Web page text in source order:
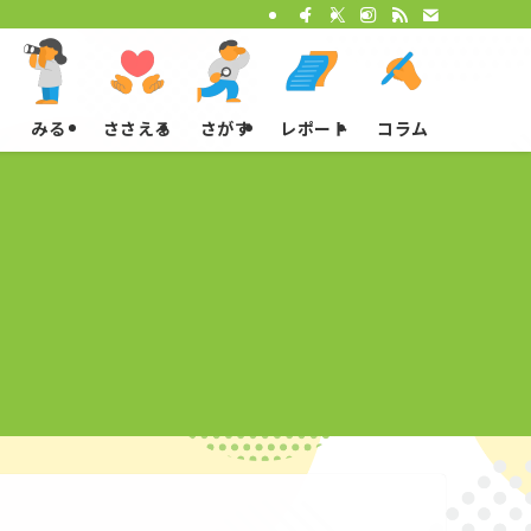
みる ささえる さがす レポート コラム